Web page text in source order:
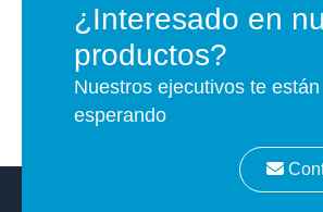
¿Interesado en
productos?
Nuestros ejecutivos te están
esperando